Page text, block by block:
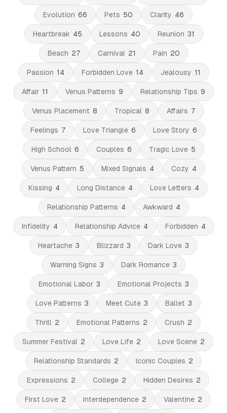
Evolution 66 Pets 50 Clarity 46
Heartbreak 45 Lessons 40 Reunion 31
Beach 27 Carnival 21 Pain 20
Passion 14 Forbidden Love 14 Jealousy 11
Affair 11 Venus Patterns 9 Relationship Tips 9
Venus Placement 8 Tropical 8 Affairs 7
Feelings 7 Love Triangle 6 Love Story 6
High School 6 Couples 6 Tragic Love 5
Venus Pattern 5 Mixed Signals 4 Cozy 4
Kissing 4 Long Distance 4 Love Letters 4
Relationship Patterns 4 Awkward 4
Infidelity 4 Relationship Advice 4 Forbidden 4
Heartache 3 Blizzard 3 Dark Love 3
Warning Signs 3 Dark Romance 3
Emotional Labor 3 Emotional Projects 3
Love Patterns 3 Meet Cute 3 Ballet 3
Thrill 2 Emotional Patterns 2 Crush 2
Summer Festival 2 Love Life 2 Love Scene 2
Relationship Standards 2 Iconic Couples 2
Expressions 2 College 2 Hidden Desires 2
First Love 2 Interdependence 2 Valentine 2